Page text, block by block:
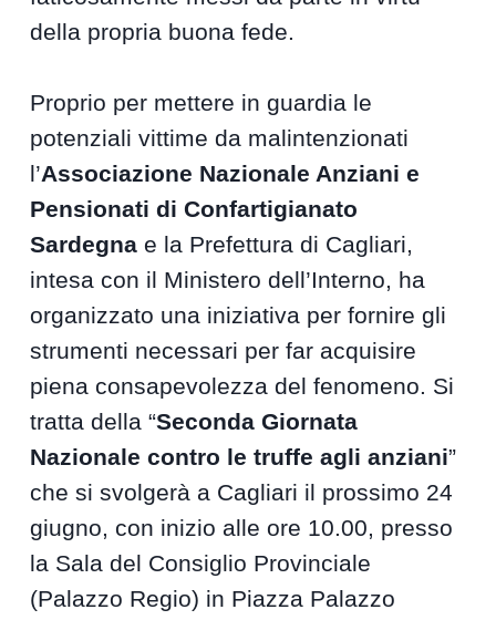
della propria buona fede.
Proprio per mettere in guardia le
potenziali vittime da malintenzionati
l’Associazione Nazionale Anziani e
Pensionati di Confartigianato
Sardegna e la Prefettura di Cagliari,
intesa con il Ministero dell’Interno, ha
organizzato una iniziativa per fornire gli
strumenti necessari per far acquisire
piena consapevolezza del fenomeno. Si
tratta della “Seconda Giornata
Nazionale contro le truffe agli anziani”
che si svolgerà a Cagliari il prossimo 24
giugno, con inizio alle ore 10.00, presso
la Sala del Consiglio Provinciale
(Palazzo Regio) in Piazza Palazzo